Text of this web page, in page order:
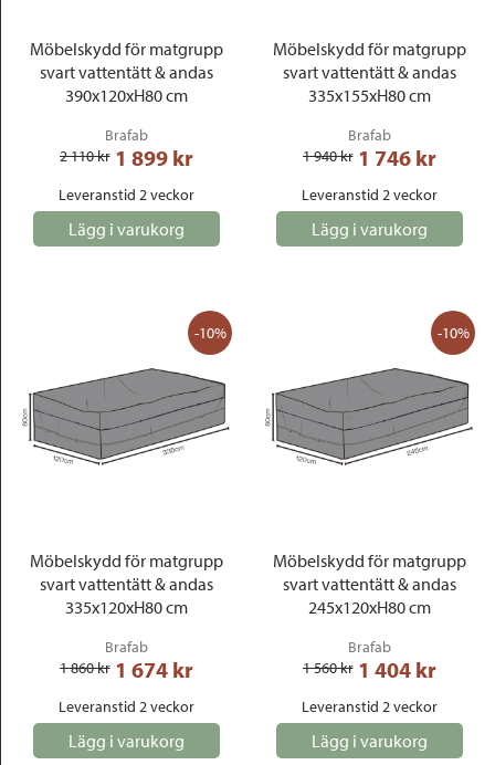
Möbelskydd för matgrupp
svart vattentätt & andas
390x120xH80 cm
Brafab
2 110 kr 1 899 kr
Leveranstid 2 veckor
Lägg i varukorg
Möbelskydd för matgrupp
svart vattentätt & andas
335x155xH80 cm
Brafab
1 940 kr 1 746 kr
Leveranstid 2 veckor
Lägg i varukorg
-10%
Möbelskydd för matgrupp
svart vattentätt & andas
335x120xH80 cm
Brafab
1 860 kr 1 674 kr
Leveranstid 2 veckor
Lägg i varukorg
-10%
Möbelskydd för matgrupp
svart vattentätt & andas
245x120xH80 cm
Brafab
1 560 kr 1 404 kr
Leveranstid 2 veckor
Lägg i varukorg